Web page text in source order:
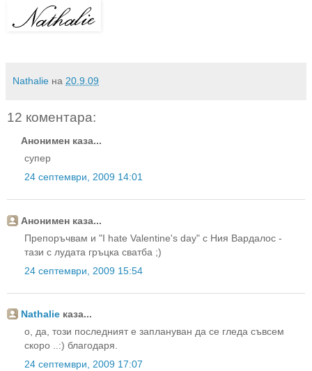
Nathalie на 20.9.09
12 коментара:
Анонимен каза...
супер
24 септември, 2009 14:01
Анонимен каза...
Препоръчвам и "I hate Valentine's day" с Ния Вардалос -
тази с лудата гръцка сватба ;)
24 септември, 2009 15:54
Nathalie каза...
о, да, този последният е заплануван да се гледа съвсем
скоро ..:) благодаря.
24 септември, 2009 17:07